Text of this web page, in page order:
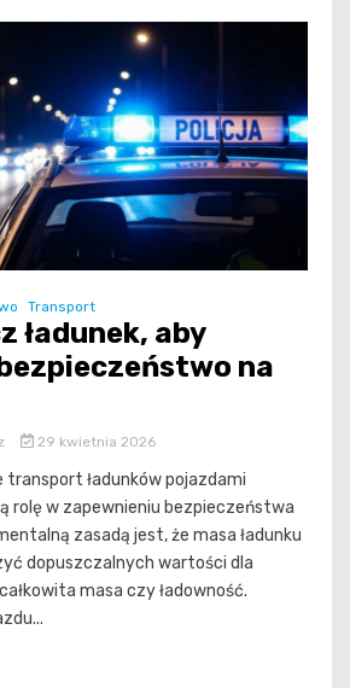
Transport
ładunek, aby
na
29 kwietnia 2026
transport ładunków pojazdami
rolę w zapewnieniu bezpieczeństwa
zasadą jest, że masa ładunku
dopuszczalnych wartości dla
masa czy ładowność.